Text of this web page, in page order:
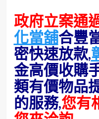
政府立案通
化當舖合豐
密快速放款,
金高價收購
類有價物品
的服務,您有